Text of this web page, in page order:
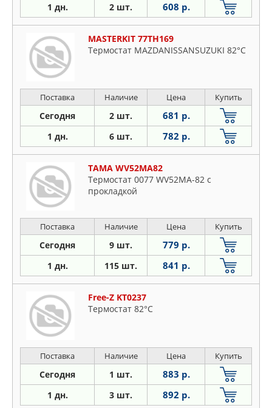
1 дн. 2 шт. 608 р.
MASTERKIT 77TH169
Термостат MAZDANISSANSUZUKI 82°C
Поставка Наличие Цена Купить
Сегодня 2 шт. 681 р.
1 дн. 6 шт. 782 р.
TAMA WV52MA82
Термостат 0077 WV52MA-82 с
прокладкой
Поставка Наличие Цена Купить
Сегодня 9 шт. 779 р.
1 дн. 115 шт. 841 р.
Free-Z KT0237
Термостат 82°C
Поставка Наличие Цена Купить
Сегодня 1 шт. 883 р.
1 дн. 3 шт. 892 р.